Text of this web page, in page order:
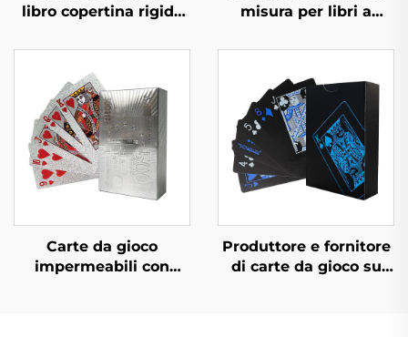
libro copertina rigida
rapidi stampa libri in
bulk set di libri
personalizzati con
copertina rigida
servizio di stampa
misura per libri a
con taglio spruzzato e
Carte da gioco
impermeabili con
Produttore e fornitore
di carte da gioco su